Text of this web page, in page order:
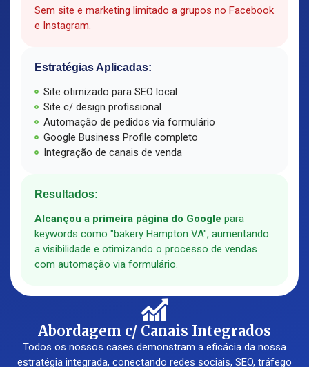
Sem site e marketing limitado a grupos no Facebook
e Instagram.
Estratégias Aplicadas:
Site otimizado para SEO local
Site c/ design profissional
Automação de pedidos via formulário
Google Business Profile completo
Integração de canais de venda
Resultados:
Alcançou a primeira página do Google para
keywords como "bakery Hampton VA", aumentando
a visibilidade e otimizando o processo de vendas
com automação via formulário.
Abordagem c/ Canais Integrados
Todos os nossos cases demonstram a eficácia da nossa
estratégia integrada, conectando redes sociais, SEO, tráfego